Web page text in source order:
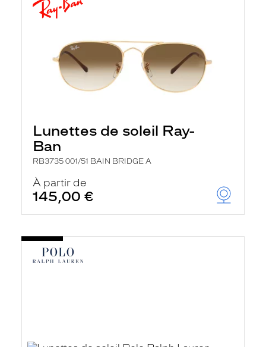
Lunettes de soleil Ray-
Ban
RB3735 001/51 BAIN BRIDGE A
À partir de
145,00 €